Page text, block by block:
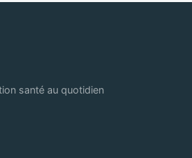
santé au quotidien